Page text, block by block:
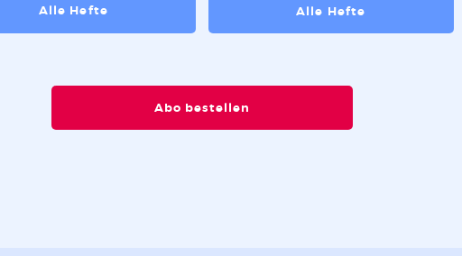
Alle Hefte Alle Hefte
Abo bestellen